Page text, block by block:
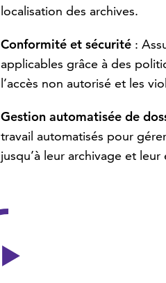
localisation des archives.
Conformité et sécurité :
applicables grâce à des
l’accès non autorisé et les
Gestion automatisée de
travail automatisés pour
jusqu’à leur archivage et leur